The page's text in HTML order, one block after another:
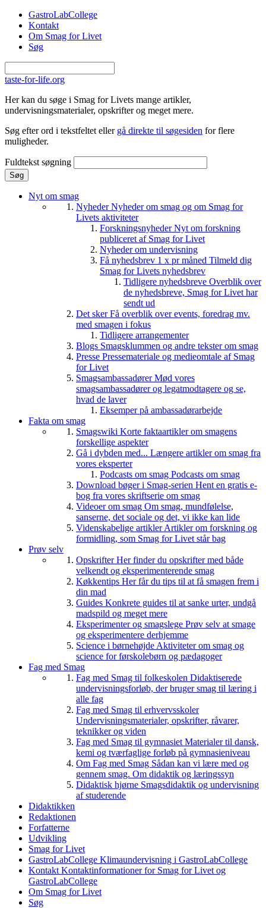
Gå til hovedindhold
GastroLabCollege
Kontakt
Om Smag for Livet
Søg
taste-for-life.org
Her kan du søge i Smag for Livets mange artikler,
undervisningsmaterialer, opskrifter og meget mere.
Søg efter ord i tekstfeltet eller gå direkte til søgesiden for flere
muligheder.
Fuldtekst søgning
Nyt om smag
NyhederNyheder om smag og om Smag for
Livets aktiviteter
ForskningsnyhederNyt om forskning
publiceret af Smag for Livet
Nyheder om undervisning
Få nyhedsbrev 1 x pr måned Tilmeld dig
Smag for Livets nyhedsbrev
Tidligere nyhedsbreve Overblik over
de nyhedsbreve, Smag for Livet har
sendt ud
Det skerFå overblik over events, foredrag mv.
med smagen i fokus
Tidligere arrangementer
Blogs Smagsklummen og andre tekster om smag
Presse Pressemateriale og medieomtale af Smag
for Livet
SmagsambassadørerMød vores
smagsambassadører og legatmodtagere og se,
hvad de laver
Eksemper på ambassadørarbejde
Fakta om smag
Smagswiki Korte faktaartikler om smagens
forskellige aspekter
Gå i dybden med... Længere artikler om smag fra
vores eksperter
Podcasts om smag Podcasts om smag
Download bøger i Smag-serien Hent en gratis e-
bog fra vores skriftserie om smag
Videoer om smag Om smag, mundfølelse,
sanserne, det sociale og det, vi ikke kan lide
Videnskabelige artiklerArtikler om forskning og
formidling, som Smag for Livet står bag
Prøv selv
OpskrifterHer finder du opskrifter med både
velkendt og eksperimenterende smag
Køkkentips Her får du tips til at få smagen frem i
din mad
Guides Konkrete guides til at sanke urter, undgå
madspild og meget mere
Eksperimenter og smagslege Prøv selv at smage
og eksperimentere derhjemme
Science i børnehøjde Aktiviteter om smag og
science for førskolebørn og pædagoger
Fag med Smag
Fag med Smag til folkeskolen Didaktiserede
undervisningsforløb, der bruger smag til læring i
alle fag
Fag med Smag til erhvervsskoler
Undervisningsmaterialer, opskrifter, råvarer,
teknikker og viden
Fag med Smag til gymnasiet Materialer til dansk,
kemi og tværfaglige forløb på gymnasieniveau
Om Fag med Smag Sådan kan vi lære med og
gennem smag. Om didaktik og læringssyn
Didaktisk hjørne Smagsdidaktik og undervisning
af studerende
Didaktikken
Redaktionen
Forfatterne
Udvikling
Smag for Livet
GastroLabCollege Klimaundervisning i GastroLabCollege
Kontakt Kontaktinformationer for Smag for Livet og
GastroLabCollege
Om Smag for Livet
Søg